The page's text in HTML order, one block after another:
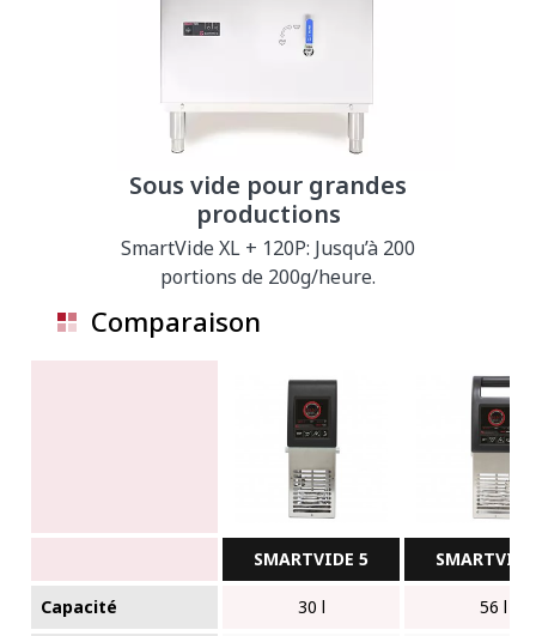
Sous vide pour grandes
productions
SmartVide XL + 120P: Jusqu’à 200
portions de 200g/heure.
Comparaison
SMARTVIDE 5
Capacité 30 l 56 l